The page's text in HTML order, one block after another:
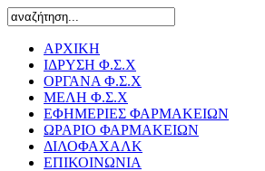
ΑΡΧΙΚΗ
ΙΔΡΥΣΗ Φ.Σ.Χ
ΟΡΓΑΝΑ Φ.Σ.Χ
ΜΕΛΗ Φ.Σ.Χ
ΕΦΗΜΕΡΙΕΣ ΦΑΡΜΑΚΕΙΩΝ
ΩΡΑΡΙΟ ΦΑΡΜΑΚΕΙΩΝ
ΔΙΛΟΦΑΧΑΛΚ
ΕΠΙΚΟΙΝΩΝΙΑ